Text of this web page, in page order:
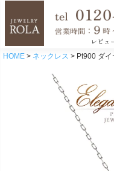
レビュ
HOME ネックレス Pt900 ダ